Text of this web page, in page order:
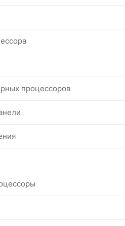
процессоров